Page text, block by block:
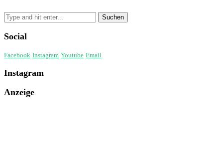
Social
Facebook Instagram Youtube Email
Instagram
Anzeige